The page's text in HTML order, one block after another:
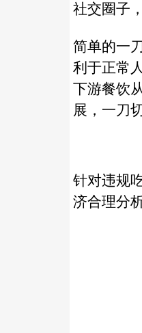
社交圈子
简单的一
利于正常
下游餐饮
展，一刀
针对违规
济合理分